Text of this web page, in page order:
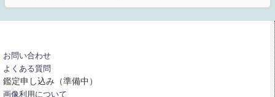
お問い合わせ
よくある質問
鑑定申し込み（準備中）
画像利用について